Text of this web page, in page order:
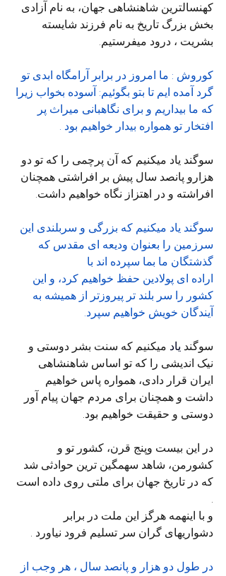
کهنسالترین شاهنشاهی جهان، به نام آزادی
بخش بزرگ تاریخ به نام فرزند شایسته
بشریت ، درود میفرستیم.
کوروش : ما امروز در برابر آرامگاه ابدی تو
گرد آمده ایم تا بتو بگوئیم: آسوده بخواب زیرا
که ما بیداریم و برای نگاهبانی میراث پر
افتخار تو همواره بیدار خواهیم بود .
سوگند یاد میکنیم که آن پرچمی را که تو دو
هزارو پانصد سال پیش بر افراشتی همچنان
افراشته و در اهتزاز نگاه خواهیم داشت.
سوگند یاد میکنیم که بزرگی و سربلندی این
سرزمین را بعنوان ودیعه ای مقدس که
گذشتگان ما بما سپرده اند با
اراده ای پولادین حفظ خواهیم کرد، و این
کشور را سر بلند تر پیروزتر از همیشه به
آیندگان خویش خواهیم سپرد.
سوگند یاد میکنیم که سنت بشر دوستی و
نیک اندیشی را که تو اساس شاهنشاهی
ایران قرار دادی، همواره پاس خواهیم
داشت و همچنان برای مردم جهان پیام آور
دوستی و حقیقت خواهیم بود.
در این بیست وپنج قرن، کشور تو و
کشورمن، شاهد سهمگین ترین حوادثی شد
که در تاریخ جهان برای ملتی روی داده است
و با اینهمه هرگز این ملت در برابر
دشواریهای گران سر تسلیم فرود نیاورد .
در طول دو هزار و پانصد سال ، هر وجب از